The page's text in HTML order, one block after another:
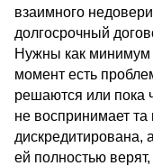
взаимного
долгосрочный
Нужны как
момент есть
решаются или пока
не воспринимает та
дискредитирована,
ей полностью